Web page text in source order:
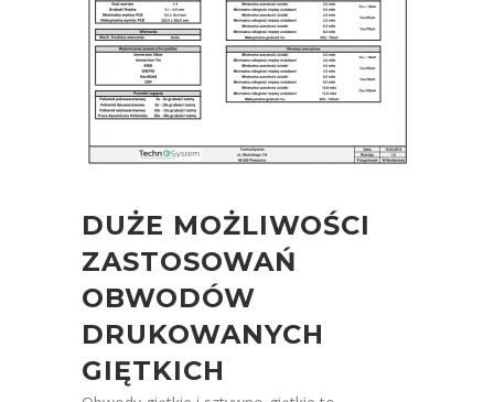
DUŻE MOŻLIWOŚCI
ZASTOSOWAŃ
OBWODÓW
DRUKOWANYCH
GIĘTKICH